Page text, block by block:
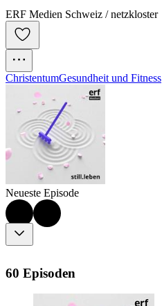
ERF Medien Schweiz / netzkloster
ChristentumGesundheit und Fitness
Neueste Episode
60 Episoden